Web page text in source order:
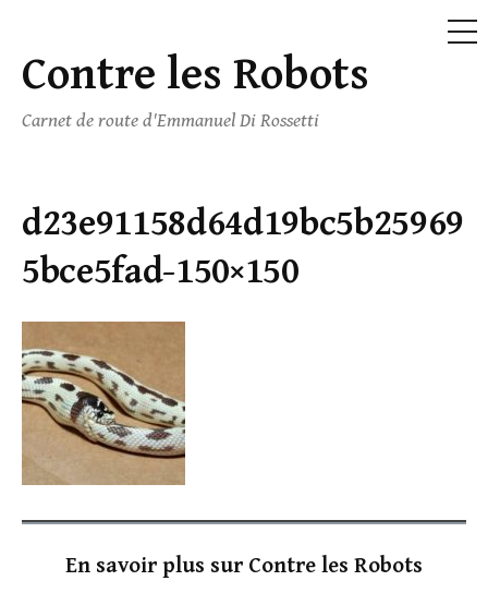
Skip
to
content
Contre les Robots
Carnet de route d'Emmanuel Di Rossetti
d23e91158d64d19bc5b25969
5bce5fad-150×150
En savoir plus sur Contre les Robots